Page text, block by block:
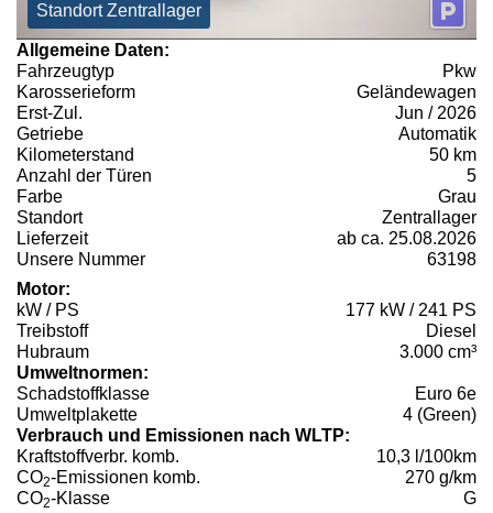
Standort Zentrallager
Allgemeine Daten:
Fahrzeugtyp
Pkw
Karosserieform
Geländewagen
Erst-Zul.
Jun / 2026
Getriebe
Automatik
Kilometerstand
50 km
Anzahl der Türen
5
Farbe
Grau
Standort
Zentrallager
Lieferzeit
ab ca. 25.08.2026
Unsere Nummer
63198
Motor:
kW / PS
177 kW / 241 PS
Treibstoff
Diesel
Hubraum
3.000 cm³
Umweltnormen:
Schadstoffklasse
Euro 6e
Umweltplakette
4 (Green)
Verbrauch und Emissionen nach WLTP:
Kraftstoffverbr. komb.
10,3 l/100km
CO2-Emissionen komb.
270 g/km
CO2-Klasse G